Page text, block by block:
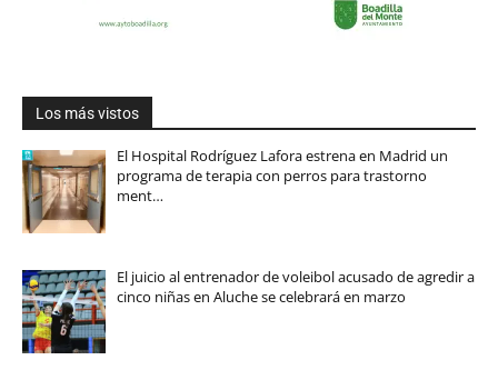
Los más vistos
El Hospital Rodríguez Lafora estrena en Madrid un
programa de terapia con perros para trastorno
ment…
El juicio al entrenador de voleibol acusado de agredir a
cinco niñas en Aluche se celebrará en marzo